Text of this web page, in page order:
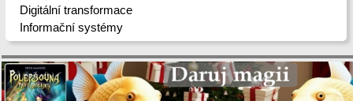
Digitální transformace
Informační systémy